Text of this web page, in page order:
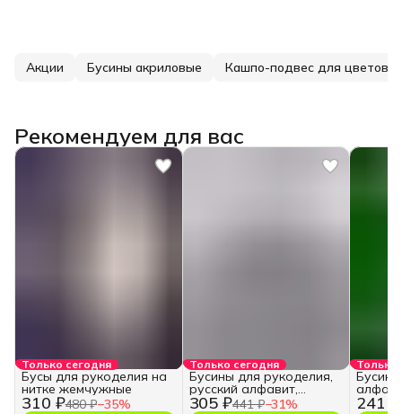
Акции Бусины акриловые Кашпо-подвес для цветов
Рекомендуем для вас
Только сегодня
310 ₽480 ₽−35%
Бусы для рукоделия на
нитке жемчужные
Только сегодня
305 ₽441 ₽−31%
Бусины для рукоделия,
русский алфавит,
кубики
Только
241 ₽